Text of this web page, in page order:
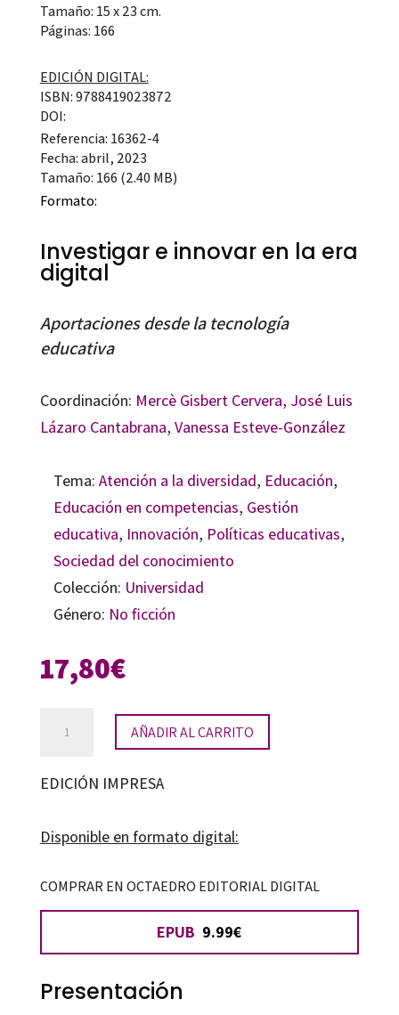
Tamaño: 15 x 23 cm.
Páginas: 166
EDICIÓN DIGITAL:
ISBN: 9788419023872
DOI:
Referencia: 16362-4
Fecha: abril, 2023
Tamaño: 166 (2.40 MB)
Formato:
Investigar e innovar en la era
digital
Aportaciones desde la tecnología
educativa
Coordinación: Mercè Gisbert Cervera, José Luis
Lázaro Cantabrana, Vanessa Esteve-González
Tema: Atención a la diversidad, Educación,
Educación en competencias, Gestión
educativa, Innovación, Políticas educativas,
Sociedad del conocimiento
Colección: Universidad
Género: No ficción
17,80€
innovar
digital
cantidad
AÑADIR AL CARRITO
EDICIÓN IMPRESA
Disponible en formato digital:
COMPRAR EN OCTAEDRO EDITORIAL DIGITAL
EPUB 9.99€
Presentación